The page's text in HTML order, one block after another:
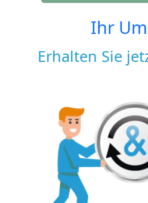
Ihr
Erhalten Sie